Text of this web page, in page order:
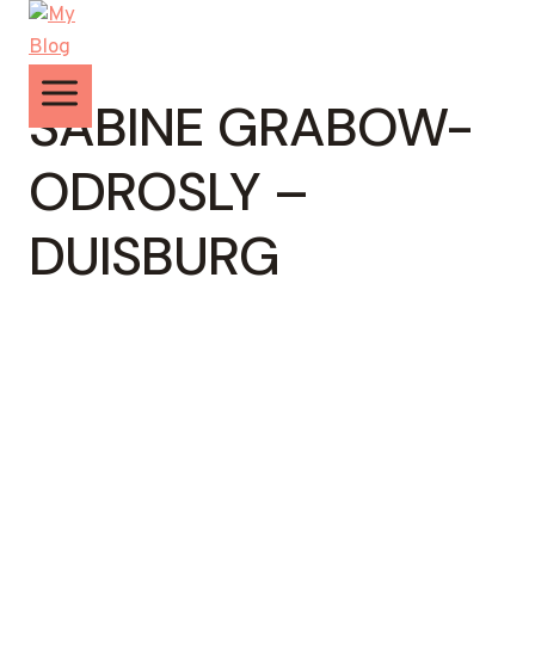
Zum
Inhalt
springen
SABINE GRABOW-
ODROSLY –
DUISBURG